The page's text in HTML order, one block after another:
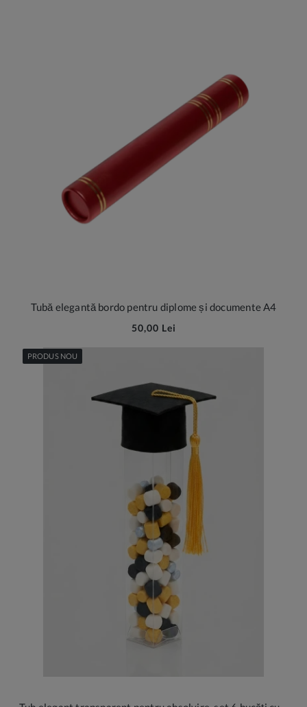
Tubă elegantă bordo pentru diplome și documente A4
50,00 Lei
PRODUS NOU